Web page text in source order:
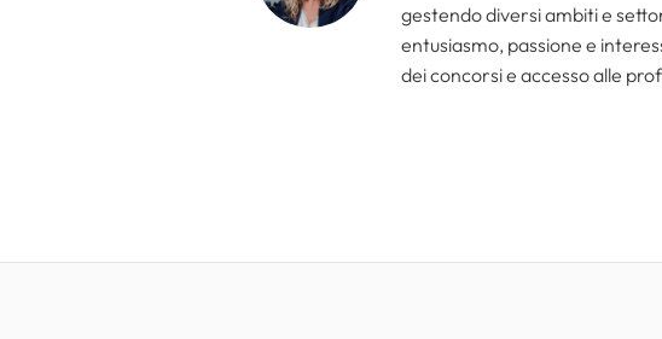
gestendo diversi ambiti e
entusiasmo, passione e
dei concorsi e accesso alle